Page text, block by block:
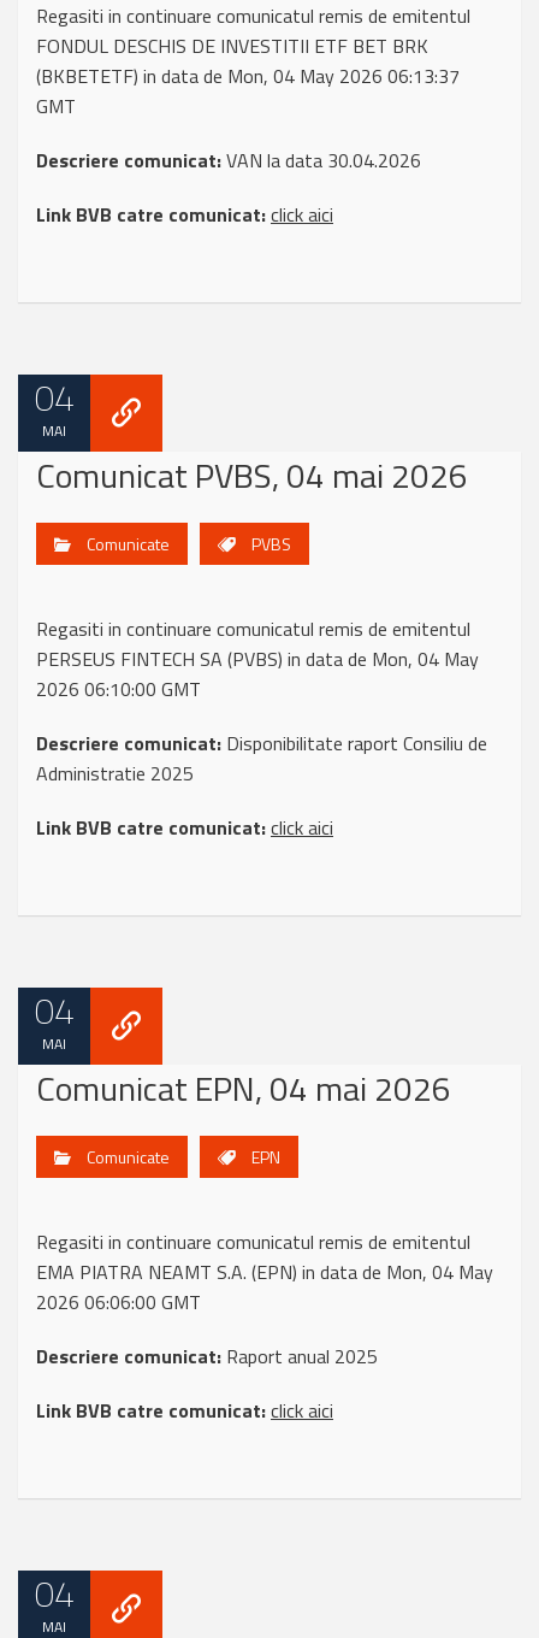
Regasiti in continuare comunicatul remis de emitentul
FONDUL DESCHIS DE INVESTITII ETF BET BRK
(BKBETETF) in data de Mon, 04 May 2026 06:13:37
GMT
Descriere comunicat:VAN la data 30.04.2026
Link BVB catre comunicat:click aici
04
MAI
Comunicat PVBS, 04 mai 2026
Comunicate PVBS
Regasiti in continuare comunicatul remis de emitentul
PERSEUS FINTECH SA (PVBS) in data de Mon, 04 May
2026 06:10:00 GMT
Descriere comunicat: Disponibilitate raport Consiliu de
Administratie 2025
Link BVB catre comunicat:click aici
04
MAI
Comunicat EPN, 04 mai 2026
Comunicate EPN
Regasiti in continuare comunicatul remis de emitentul
EMA PIATRA NEAMT S.A. (EPN) in data de Mon, 04 May
2026 06:06:00 GMT
Descriere comunicat: Raport anual 2025
Link BVB catre comunicat:click aici
04
MAI